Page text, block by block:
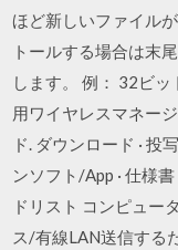
ほど新しいファイル
トールする場合は末
します。 例： 32ビ
用ワイヤレスマネー
ド. ダウンロード · 投
ンソフト/App · 仕様
ドリスト コンピュー
ス/有線LAN送信する